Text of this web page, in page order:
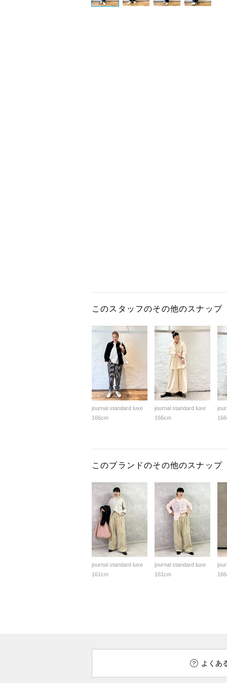
このスタッフのその他のスナップ
journal standard luxe
166cm
journal standard luxe
166cm
このブランドのその他のスナップ
journal standard luxe
161cm
journal standard luxe
161cm
よくあ